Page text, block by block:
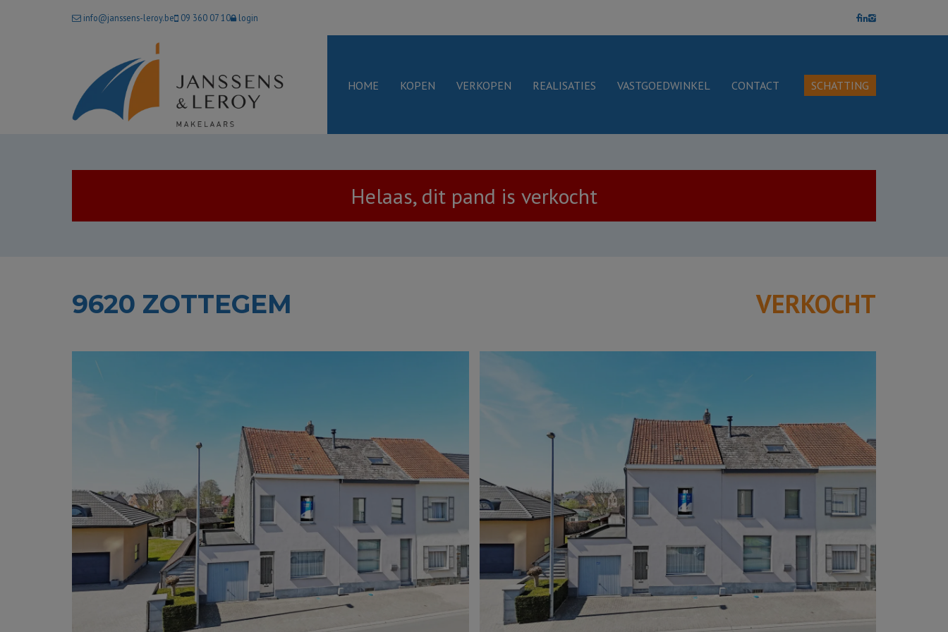
info@janssens-leroy.be 09 360 07 10 login
HOME KOPEN VERKOPEN REALISATIES VASTGOEDWINKEL CONTACT SCHATTING
Helaas, dit pand is verkocht
9620 ZOTTEGEM VERKOCHT